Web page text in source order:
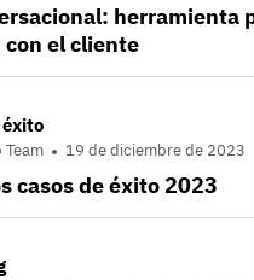
herramienta
con el cliente
Team 19 de diciembre de 2023
casos de éxito 2023